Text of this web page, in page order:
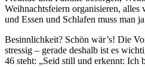
Weihnachtsfeiern organisieren, alles
und Essen und Schlafen muss man
Besinnlichkeit? Schön wär’s! Die
stressig – gerade deshalb ist es
46 steht: „Seid still und erkennt: Ich